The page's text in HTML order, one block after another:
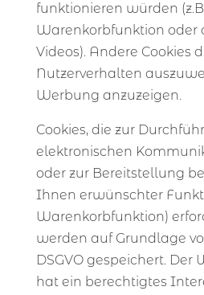
funktionieren würden
Warenkorbfunktion oder
Videos). Andere Cookies
Nutzerverhalten
Werbung anzuzeigen.
Cookies, die zur
elektronischen
oder zur Bereitstellung
Ihnen erwünschter
Warenkorbfunktion)
werden auf Grundlage
DSGVO gespeichert. Der
hat ein berechtigtes